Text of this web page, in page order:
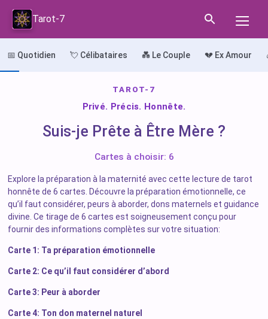
Tarot-7
📅 Quotidien 💘 Célibataires 💑 Le Couple 💔 Ex Amour
TAROT-7
Privé. Précis. Honnête.
Suis-je Prête à Être Mère ?
Cartes à choisir: 6
Explore la préparation à la maternité avec cette lecture de tarot
honnête de 6 cartes. Découvre la préparation émotionnelle, ce
qu’il faut considérer, peurs à aborder, dons maternels et guidance
divine. Ce tirage de 6 cartes est soigneusement conçu pour
fournir des informations complètes sur votre situation:
Carte 1: Ta préparation émotionnelle
Carte 2: Ce qu’il faut considérer d’abord
Carte 3: Peur à aborder
Carte 4: Ton don maternel naturel